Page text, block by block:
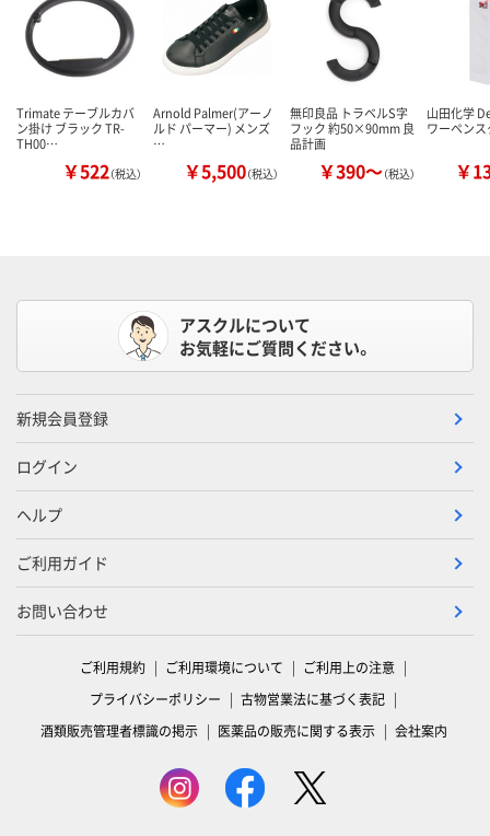
Trimate テーブルカバ
ン掛け ブラック TR-
TH00…
￥522（税込）
Arnold Palmer(アーノ
ルド パーマー) メンズ
…
￥5,500（税込）
無印良品 トラベルS字
フック 約50×90mm 良
品計画
￥390～（税込）
山田化学
ワーペン
￥
アスクルについて
お気軽にご質問ください。
新規会員登録
ログイン
ヘルプ
ご利用ガイド
お問い合わせ
ご利用規約 ご利用環境について
ご利用上の注意
プライバシーポリシー
古物営業法に基づく表記
酒類販売管理者標識の掲示
医薬品の販売に関する表示 会社案内